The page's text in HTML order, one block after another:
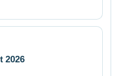
2026